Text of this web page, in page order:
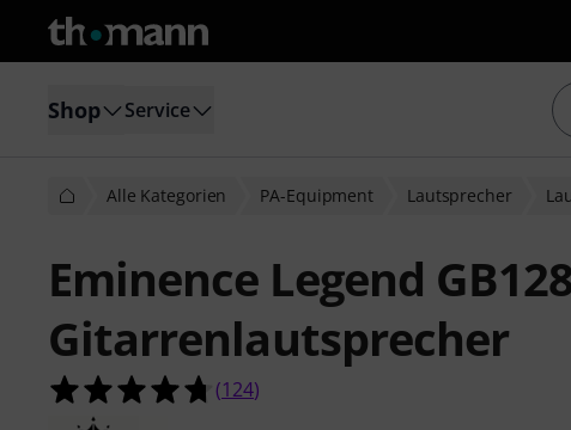
Shop Service
Alle Kategorien PA-Equipment Lautsprecher
Eminence Legend GB128
Gitarrenlautsprecher
4.7 von 5 Sternen aus 124
(124)